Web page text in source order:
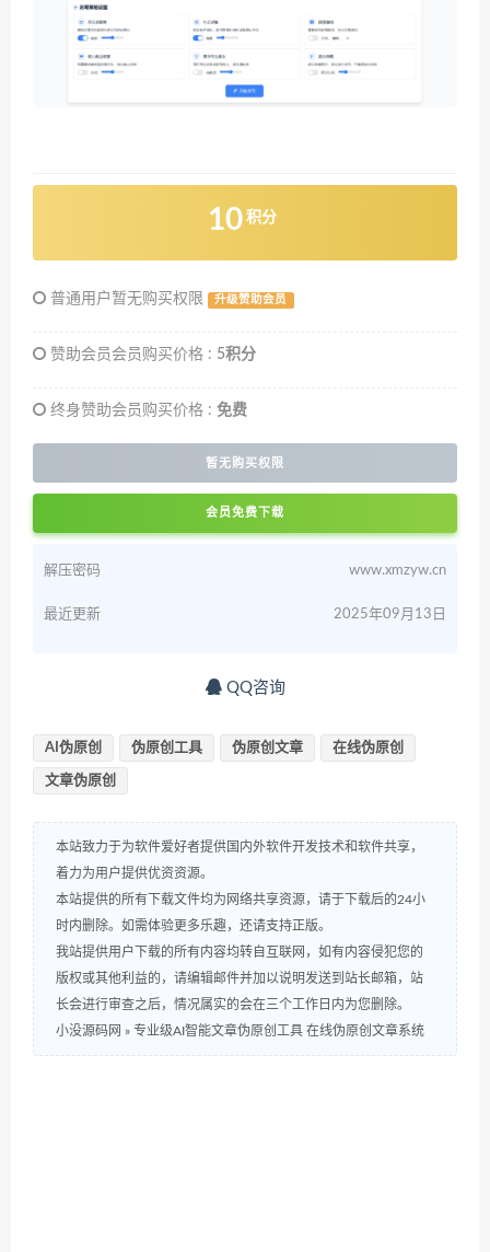
10 积分
普通用户暂无购买权限 升级赞助会员
赞助会员会员购买价格 : 5积分
终身赞助会员购买价格 : 免费
暂无购买权限
会员免费下载
解压密码 www.xmzyw.cn
最近更新 2025年09月13日
QQ咨询
AI伪原创 伪原创工具 伪原创文章 在线伪原创
文章伪原创
本站致力于为软件爱好者提供国内外软件开发技术和软件共享，
着力为用户提供优资资源。
本站提供的所有下载文件均为网络共享资源，请于下载后的24小
时内删除。如需体验更多乐趣，还请支持正版。
我站提供用户下载的所有内容均转自互联网，如有内容侵犯您的
版权或其他利益的，请编辑邮件并加以说明发送到站长邮箱，站
长会进行审查之后，情况属实的会在三个工作日内为您删除。
小没源码网 » 专业级AI智能文章伪原创工具 在线伪原创文章系统